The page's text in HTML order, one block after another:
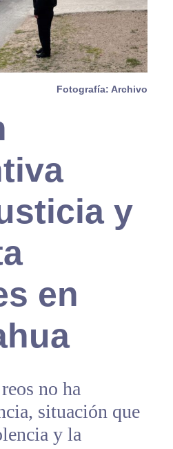
Fotografía: Archivo
y
en
no ha
situación que
y la